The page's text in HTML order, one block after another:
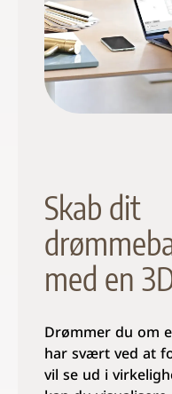
Skab dit
med en
Drømmer du om
har svært ved at
vil se ud i